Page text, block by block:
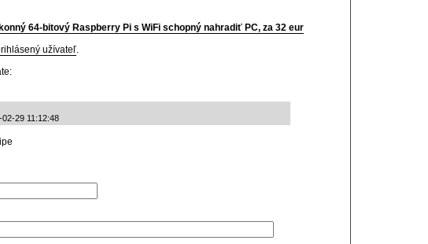
64-bitový Raspberry Pi s WiFi schopný nahradiť PC, za 32 eur
užívateľ.
29 11:12:48